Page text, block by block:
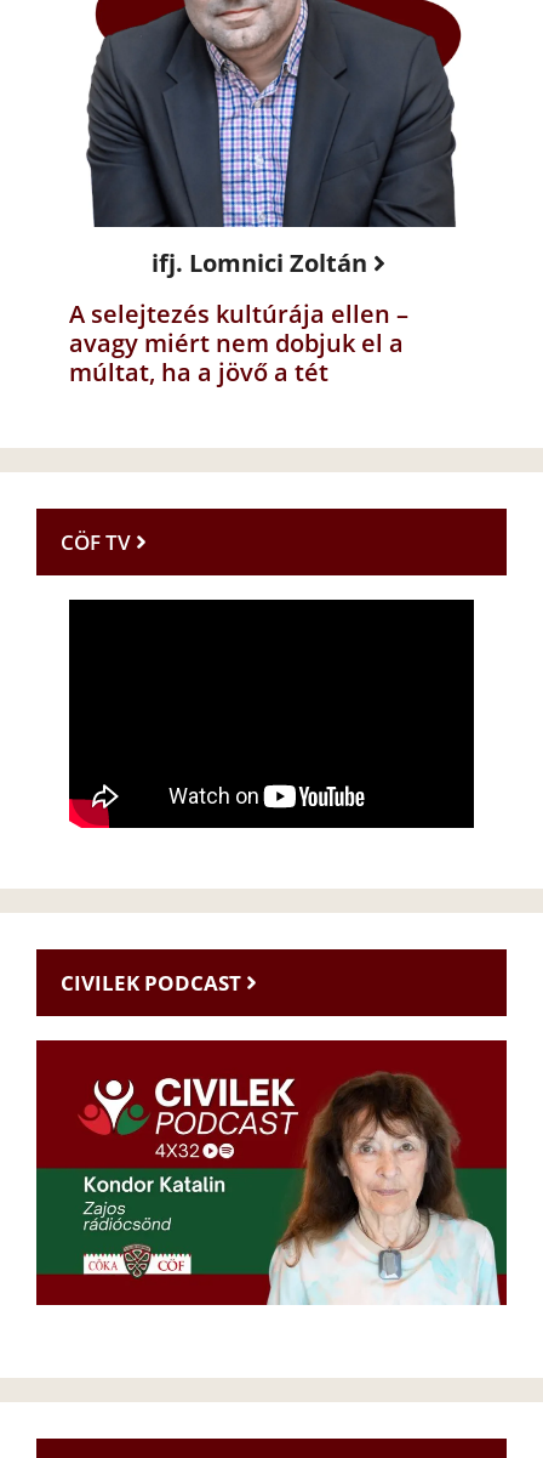
ifj. Lomnici Zoltán
A selejtezés kultúrája ellen –
avagy miért nem dobjuk el a
múltat, ha a jövő a tét
CÖF TV
CIVILEK PODCAST